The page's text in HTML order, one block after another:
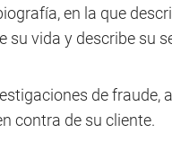
en la que
su vida y describe su
de fraude,
contra de su cliente.